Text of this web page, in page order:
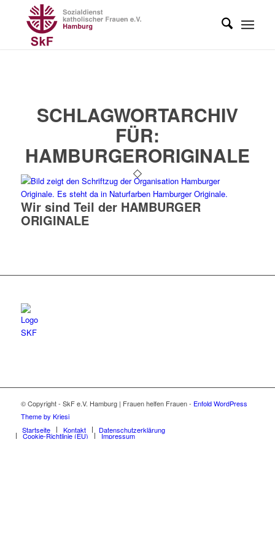
SCHLAGWORTARCHIV
FÜR:
HAMBURGERORIGINALE
Wir sind Teil der HAMBURGER
ORIGINALE
© Copyright - SkF e.V. Hamburg | Frauen helfen Frauen - Enfold WordPress
Theme by Kriesi
Startseite
Kontakt Datenschutzerklärung
Cookie-Richtlinie (EU) Impressum